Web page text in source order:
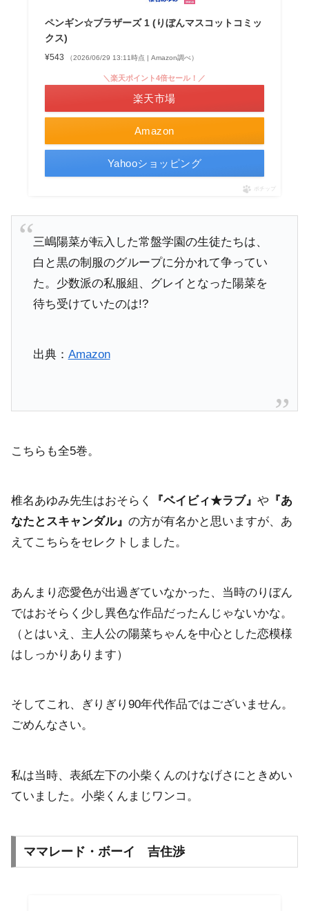
ペンギン☆ブラザーズ 1 (りぼんマスコットコミッ
クス)
¥543 （2026/06/29 13:11時点 | Amazon調べ）
Amazon
＼楽天ポイント4倍セール！／
楽天市場
Yahooショッピング
ポチップ
三嶋陽菜が転入した常盤学園の生徒たちは、
白と黒の制服のグループに分かれて争ってい
た。少数派の私服組、グレイとなった陽菜を
待ち受けていたのは!?
出典： Amazon
こちらも全5巻。
椎名あゆみ先生はおそらく 『ベイビィ★ラブ』 や 『あ
なたとスキャンダル』 の方が有名かと思いますが、あ
えてこちらをセレクトしました。
あんまり恋愛色が出過ぎていなかった、当時のりぼん
ではおそらく少し異色な作品だったんじゃないかな。
（とはいえ、主人公の陽菜ちゃんを中心とした恋模様
はしっかりあります）
そしてこれ、ぎりぎり90年代作品ではございません。
ごめんなさい。
私は当時、表紙左下の小柴くんのけなげさにときめい
ていました。小柴くんまじワンコ。
ママレード・ボーイ 吉住渉